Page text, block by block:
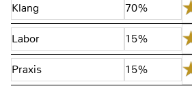
Klang 70%
Labor 15%
Praxis 15%